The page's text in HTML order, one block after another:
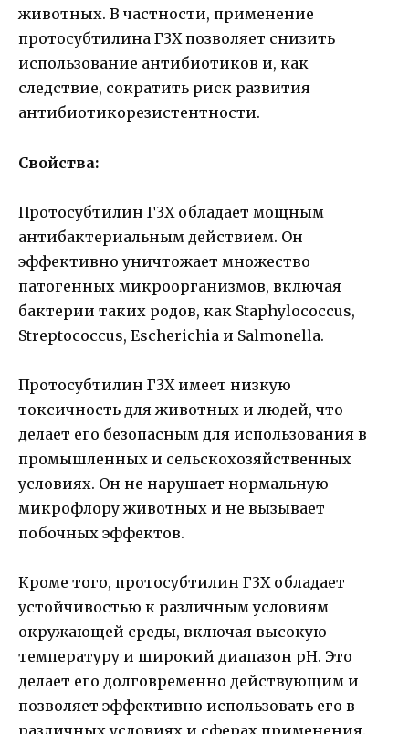
животных. В частности, применение
протосубтилина Г3Х позволяет снизить
использование антибиотиков и, как
следствие, сократить риск развития
антибиотикорезистентности.
Свойства:
Протосубтилин Г3Х обладает мощным
антибактериальным действием. Он
эффективно уничтожает множество
патогенных микроорганизмов, включая
бактерии таких родов, как Staphylococcus,
Streptococcus, Escherichia и Salmonella.
Протосубтилин Г3Х имеет низкую
токсичность для животных и людей, что
делает его безопасным для использования в
промышленных и сельскохозяйственных
условиях. Он не нарушает нормальную
микрофлору животных и не вызывает
побочных эффектов.
Кроме того, протосубтилин Г3Х обладает
устойчивостью к различным условиям
окружающей среды, включая высокую
температуру и широкий диапазон pH. Это
делает его долговременно действующим и
позволяет эффективно использовать его в